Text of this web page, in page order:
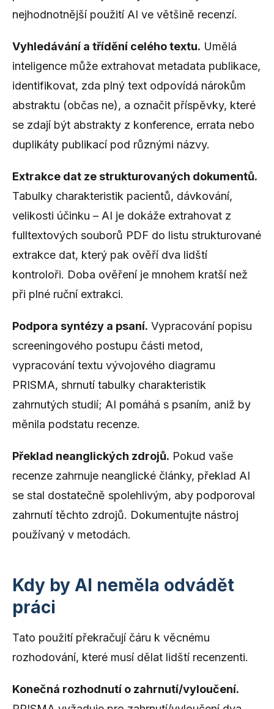
nejhodnotnější použití AI ve většině recenzí.
Vyhledávání a třídění celého textu. Umělá
inteligence může extrahovat metadata publikace,
identifikovat, zda plný text odpovídá nárokům
abstraktu (občas ne), a označit příspěvky, které
se zdají být abstrakty z konference, errata nebo
duplikáty publikací pod různými názvy.
Extrakce dat ze strukturovaných dokumentů.
Tabulky charakteristik pacientů, dávkování,
velikosti účinku – AI je dokáže extrahovat z
fulltextových souborů PDF do listu strukturované
extrakce dat, který pak ověří dva lidští
kontroloři. Doba ověření je mnohem kratší než
při plné ruční extrakci.
Podpora syntézy a psaní. Vypracování popisu
screeningového postupu části metod,
vypracování textu vývojového diagramu
PRISMA, shrnutí tabulky charakteristik
zahrnutých studií; AI pomáhá s psaním, aniž by
měnila podstatu recenze.
Překlad neanglických zdrojů. Pokud vaše
recenze zahrnuje neanglické články, překlad AI
se stal dostatečně spolehlivým, aby podporoval
zahrnutí těchto zdrojů. Dokumentujte nástroj
používaný v metodách.
Kdy by AI neměla odvádět
práci
Tato použití překračují čáru k věcnému
rozhodování, které musí dělat lidští recenzenti.
Konečná rozhodnutí o zahrnutí/vyloučení.